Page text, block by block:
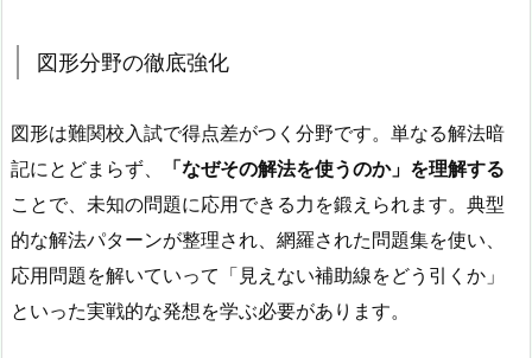
図形分野の徹底強化
図形は難関校入試で得点差がつく分野です。単なる解法暗
記にとどまらず、
「なぜその解法を使うのか」を理解する
ことで、未知の問題に応用できる力を鍛えられます。典型
的な解法パターンが整理され、網羅された問題集を使い、
応用問題を解いていって「見えない補助線をどう引くか」
といった実戦的な発想を学ぶ必要があります。